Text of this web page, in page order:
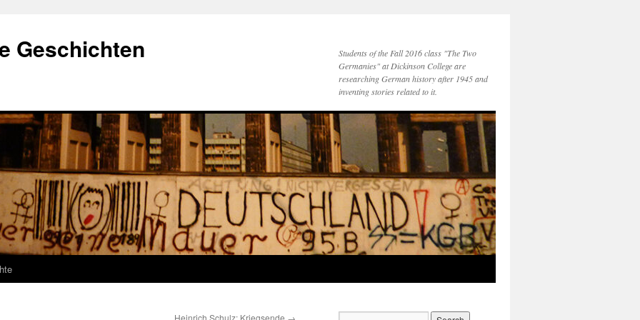
Geschichten
Students of the Fall 2016 class "The Two
Germanies" at Dickinson College are
researching German history after 1945 and
inventing stories related to it.
Heinrich Schulz: Kriegsende →